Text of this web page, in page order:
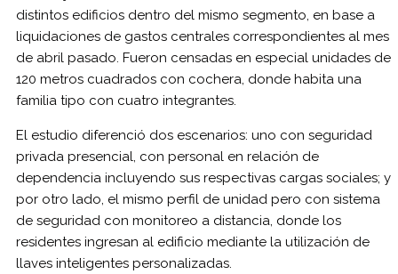
distintos edificios dentro del mismo segmento, en base a
liquidaciones de gastos centrales correspondientes al mes
de abril pasado. Fueron censadas en especial unidades de
120 metros cuadrados con cochera, donde habita una
familia tipo con cuatro integrantes.
El estudio diferenció dos escenarios: uno con seguridad
privada presencial, con personal en relación de
dependencia incluyendo sus respectivas cargas sociales; y
por otro lado, el mismo perfil de unidad pero con sistema
de seguridad con monitoreo a distancia, donde los
residentes ingresan al edificio mediante la utilización de
llaves inteligentes personalizadas.